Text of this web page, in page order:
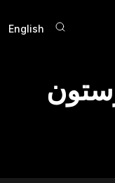
Menu
English